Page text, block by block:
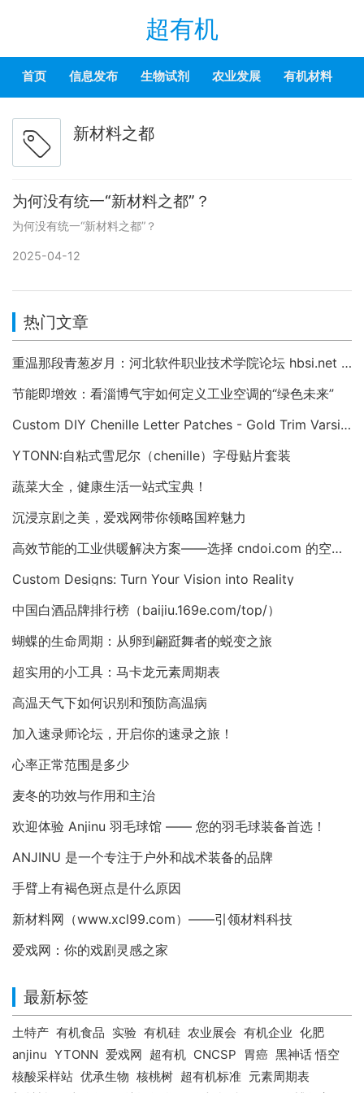
超有机
首页 信息发布 生物试剂 农业发展 有机材料
新材料之都
为何没有统一“新材料之都”？
为何没有统一“新材料之都”？
2025-04-12
热门文章
重温那段青葱岁月：河北软件职业技术学院论坛 hbsi.net —— 2007 年至今的校园数字记忆
节能即增效：看淄博气宇如何定义工业空调的“绿色未来”
Custom DIY Chenille Letter Patches - Gold Trim Varsity Alphabet Appliques
YTONN:自粘式雪尼尔（chenille）字母贴片套装
蔬菜大全，健康生活一站式宝典！
沉浸京剧之美，爱戏网带你领略国粹魅力
高效节能的工业供暖解决方案——选择 cndoi.com 的空气对空气换热器与AHU
Custom Designs: Turn Your Vision into Reality
中国白酒品牌排行榜（baijiu.169e.com/top/）
蝴蝶的生命周期：从卵到翩跹舞者的蜕变之旅
超实用的小工具：马卡龙元素周期表
高温天气下如何识别和预防高温病
加入速录师论坛，开启你的速录之旅！
心率正常范围是多少
麦冬的功效与作用和主治
欢迎体验 Anjinu 羽毛球馆 —— 您的羽毛球装备首选！
ANJINU 是一个专注于户外和战术装备的品牌
手臂上有褐色斑点是什么原因
新材料网（www.xcl99.com）——引领材料科技
爱戏网：你的戏剧灵感之家
最新标签
土特产 有机食品 实验 有机硅 农业展会 有机企业 化肥
anjinu YTONN 爱戏网 超有机 CNCSP 胃癌 黑神话 悟空
核酸采样站 优承生物 核桃树 超有机标准 元素周期表